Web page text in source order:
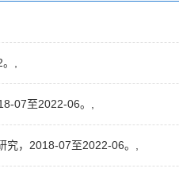
,
07至2022-06。,
，2018-07至2022-06。,